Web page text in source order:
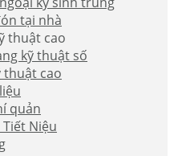
tại nhà
thuật cao
kỹ thuật số
thuật cao
quản
Niệu